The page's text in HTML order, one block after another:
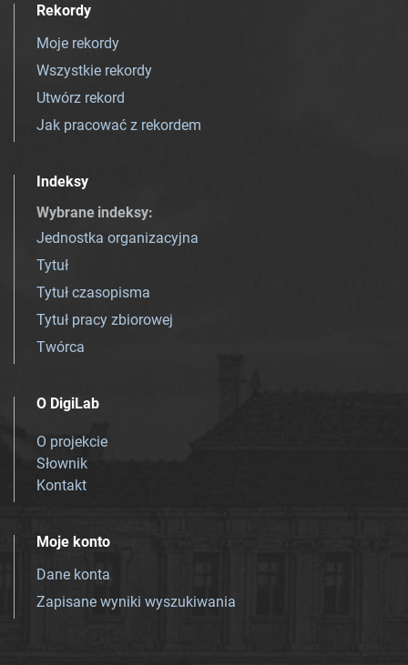
Rekordy
Moje rekordy
Wszystkie rekordy
Utwórz rekord
Jak pracować z rekordem
Indeksy
Wybrane indeksy:
Jednostka organizacyjna
Tytuł
Tytuł czasopisma
Tytuł pracy zbiorowej
Twórca
O DigiLab
O projekcie
Słownik
Kontakt
Moje konto
Dane konta
Zapisane wyniki wyszukiwania